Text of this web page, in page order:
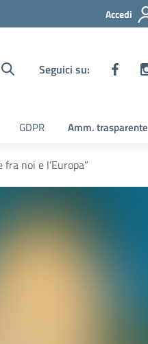
Accedi
Seguici su:
GDPR Amm. trasparente
noi e l’Europa”